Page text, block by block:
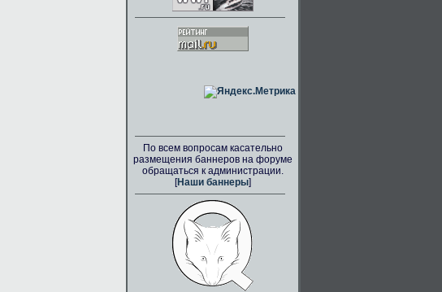
По всем вопросам касательно
размещения баннеров на форуме
обращаться к администрации.
[Наши баннеры]